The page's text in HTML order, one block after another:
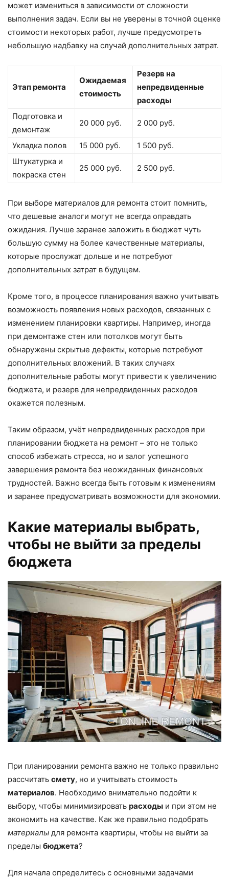
может измениться в зависимости от сложности
выполнения задач. Если вы не уверены в точной оценке
стоимости некоторых работ, лучше предусмотреть
небольшую надбавку на случай дополнительных затрат.
Этап ремонта
Ожидаемая
стоимость
Резерв на
непредвиденные
расходы
Подготовка и
демонтаж
20 000 руб. 2 000 руб.
Укладка полов 15 000 руб.
1 500 руб.
Штукатурка и
покраска стен
25 000 руб. 2 500 руб.
При выборе материалов для ремонта стоит помнить,
что дешевые аналоги могут не всегда оправдать
ожидания. Лучше заранее заложить в бюджет чуть
большую сумму на более качественные материалы,
которые прослужат дольше и не потребуют
дополнительных затрат в будущем.
Кроме того, в процессе планирования важно учитывать
возможность появления новых расходов, связанных с
изменением планировки квартиры. Например, иногда
при демонтаже стен или потолков могут быть
обнаружены скрытые дефекты, которые потребуют
дополнительных вложений. В таких случаях
дополнительные работы могут привести к увеличению
бюджета, и резерв для непредвиденных расходов
окажется полезным.
Таким образом, учёт непредвиденных расходов при
планировании бюджета на ремонт – это не только
способ избежать стресса, но и залог успешного
завершения ремонта без неожиданных финансовых
трудностей. Важно всегда быть готовым к изменениям
и заранее предусматривать возможности для экономии.
Какие материалы выбрать,
чтобы не выйти за пределы
бюджета
При планировании ремонта важно не только правильно
рассчитать смету, но и учитывать стоимость
материалов. Необходимо внимательно подойти к
выбору, чтобы минимизировать расходы и при этом не
экономить на качестве. Как же правильно подобрать
материалы для ремонта квартиры, чтобы не выйти за
пределы бюджета?
Для начала определитесь с основными задачами